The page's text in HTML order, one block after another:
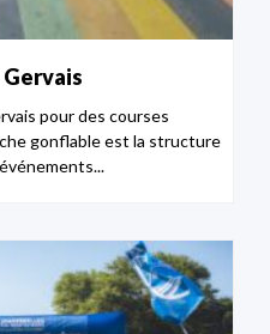
pour des courses
gonflable est la structure